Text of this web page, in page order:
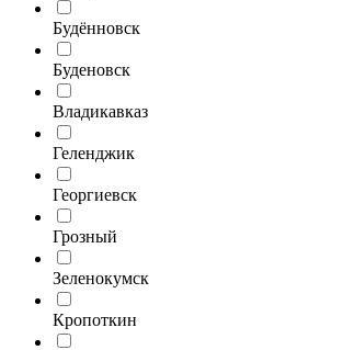
Будённовск
Буденовск
Владикавказ
Геленджик
Георгиевск
Грозный
Зеленокумск
Кропоткин